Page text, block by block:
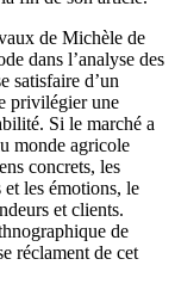
de Michèle de
dans l’analyse des
satisfaire d’un
privilégier une
Si le marché a
monde agricole
concrets, les
et les émotions, le
et clients.
de
réclament de cet